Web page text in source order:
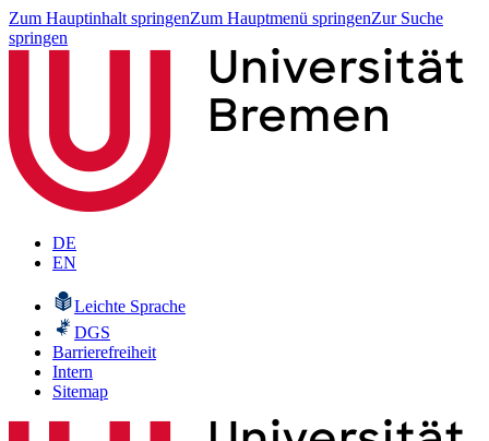
Zum Hauptinhalt springenZum Hauptmenü springenZur Suche
springen
DE
EN
Leichte Sprache
DGS
Barrierefreiheit
Intern
Sitemap